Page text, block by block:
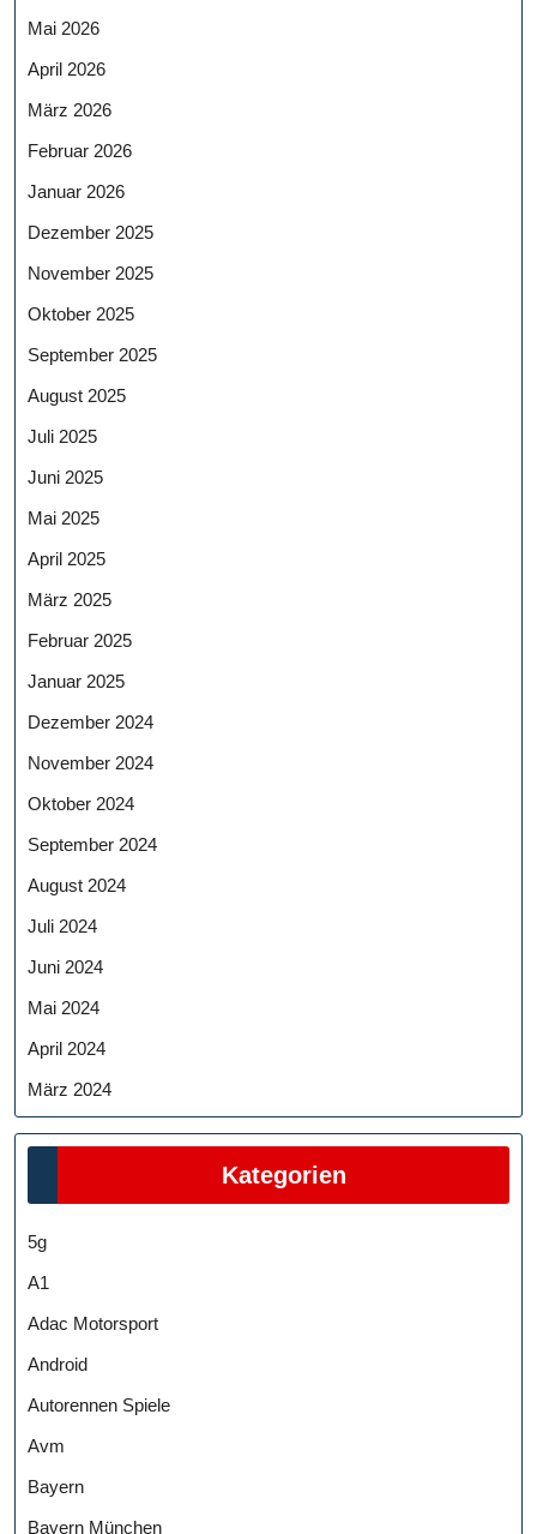
Mai 2026
April 2026
März 2026
Februar 2026
Januar 2026
Dezember 2025
November 2025
Oktober 2025
September 2025
August 2025
Juli 2025
Juni 2025
Mai 2025
April 2025
März 2025
Februar 2025
Januar 2025
Dezember 2024
November 2024
Oktober 2024
September 2024
August 2024
Juli 2024
Juni 2024
Mai 2024
April 2024
März 2024
Kategorien
5g
A1
Adac Motorsport
Android
Autorennen Spiele
Avm
Bayern
Bayern München